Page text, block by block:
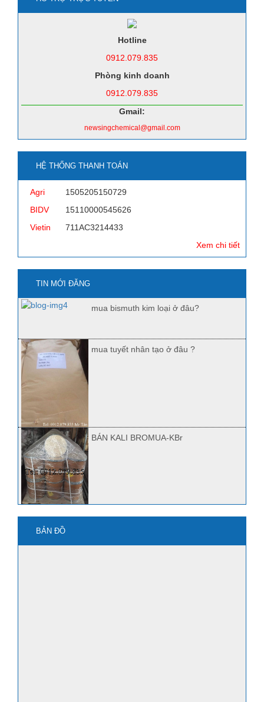
Hotline
0912.079.835
Phòng kinh doanh
0912.079.835
Gmail:
newsingchemical@gmail.com
HỆ THỐNG THANH TOÁN
Agri
1505205150729
BIDV
15110000545626
Vietin
711AC3214433
Xem chi tiết
TIN MỚI ĐĂNG
mua bismuth kim loại ở đâu?
mua tuyết nhân tạo ở đâu ?
BÁN KALI BROMUA-KBr
BẢN ĐỒ